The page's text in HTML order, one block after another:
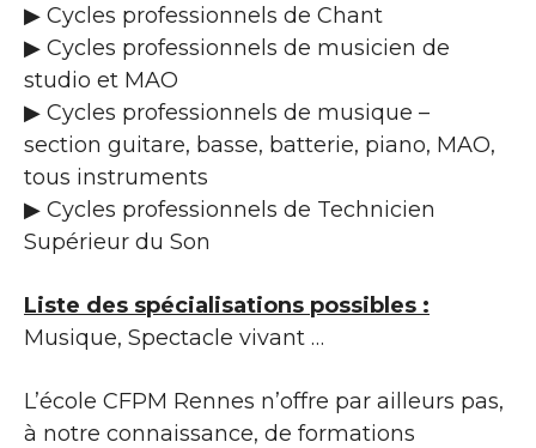
▶ Cycles professionnels de Chant
▶ Cycles professionnels de musicien de
studio et MAO
▶ Cycles professionnels de musique –
section guitare, basse, batterie, piano, MAO,
tous instruments
▶ Cycles professionnels de Technicien
Supérieur du Son
Liste des spécialisations possibles :
Musique, Spectacle vivant …
L’école CFPM Rennes n’offre par ailleurs pas,
à notre connaissance, de formations